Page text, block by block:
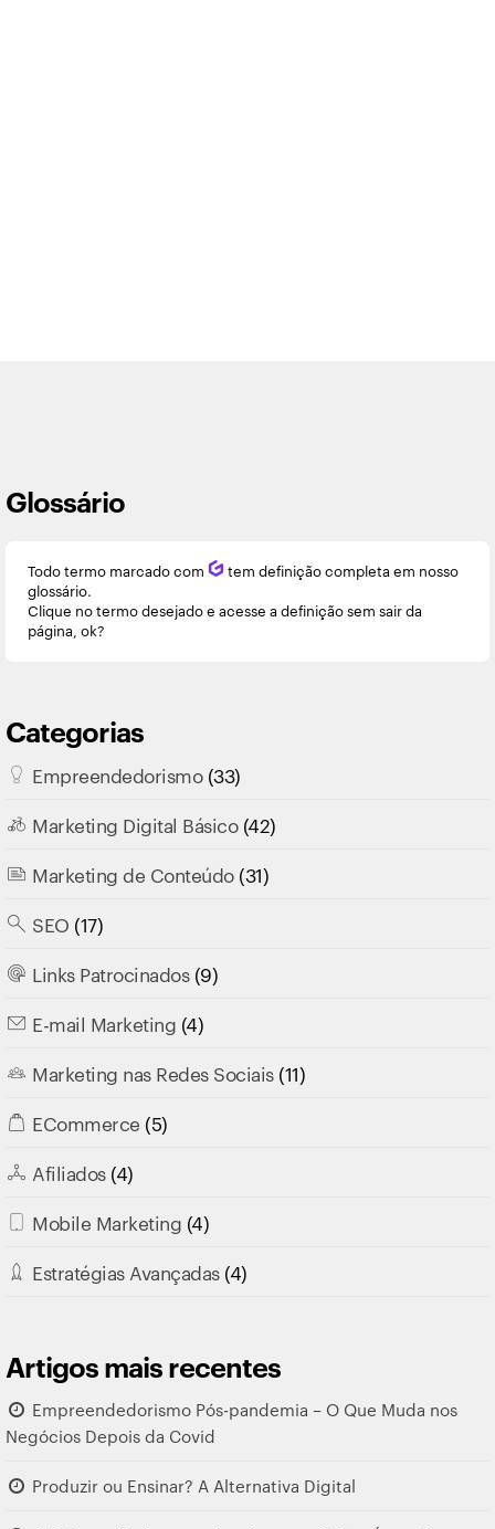
Glossário
Todo termo marcado com Q tem definição completa em nosso
glossário.
Clique no termo desejado e acesse a definição sem sair da
página, ok?
Categorias
Empreendedorismo(33)
Marketing Digital Básico(42)
Marketing de Conteúdo(31)
SEO (17)
Links Patrocinados(9)
E-mail Marketing (4)
Marketing nas Redes Sociais(11)
ECommerce (5)
Afiliados(4)
Mobile Marketing (4)
Estratégias Avançadas(4)
Artigos mais recentes
Empreendedorismo Pós-pandemia – O Que Muda nos
Negócios Depois da Covid
Produzir ou Ensinar? A Alternativa Digital